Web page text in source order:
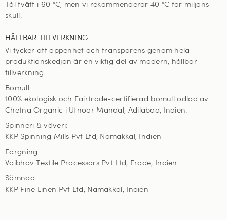
Tål tvätt i 60 °C, men vi rekommenderar 40 °C för miljöns
skull .
HÅLLBAR TILLVERKNING
Vi tycker att öppenhet och transparens genom hela
produktionskedjan är en viktig del av modern, hållbar
tillverkning.
Bomull:
100% ekologisk och Fairtrade-certifierad bomull odlad av
Chetna Organic i Utnoor Mandal, Adilabad, Indien.
Spinneri & väveri:
KKP Spinning Mills Pvt Ltd, Namakkal, Indien
Färgning:
Vaibhav Textile Processors Pvt Ltd, Erode, Indien
Sömnad:
KKP Fine Linen Pvt Ltd, Namakkal, Indien